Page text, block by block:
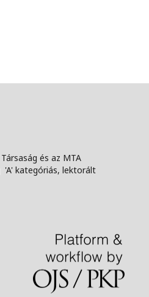
és az MTA
kategóriás, lektorált